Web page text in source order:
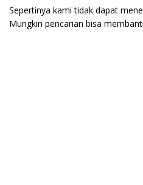
Sepertinya kami tidak dapat
Mungkin pencarian bisa